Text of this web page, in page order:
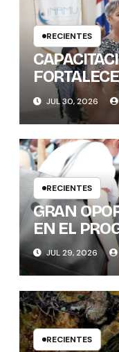
RECIENTES
MUJERES
JUL 30, 2026
RECIENTES
GRAN
EN EL
PYME
JUL 29, 2026
RECIENTES